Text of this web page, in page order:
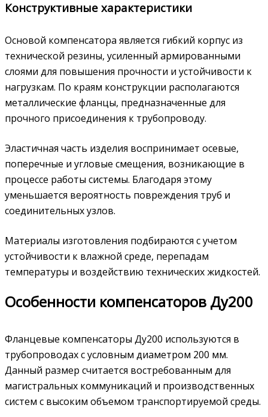
Конструктивные характеристики
Основой компенсатора является гибкий корпус из
технической резины, усиленный армированными
слоями для повышения прочности и устойчивости к
нагрузкам. По краям конструкции располагаются
металлические фланцы, предназначенные для
прочного присоединения к трубопроводу.
Эластичная часть изделия воспринимает осевые,
поперечные и угловые смещения, возникающие в
процессе работы системы. Благодаря этому
уменьшается вероятность повреждения труб и
соединительных узлов.
Материалы изготовления подбираются с учетом
устойчивости к влажной среде, перепадам
температуры и воздействию технических жидкостей.
Особенности компенсаторов Ду200
Фланцевые компенсаторы Ду200 используются в
трубопроводах с условным диаметром 200 мм.
Данный размер считается востребованным для
магистральных коммуникаций и производственных
систем с высоким объемом транспортируемой среды.